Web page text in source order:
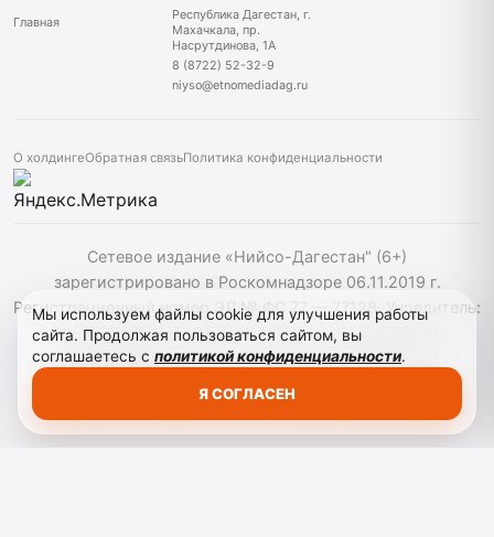
Главная
Республика Дагестан, г.
Махачкала, пр.
Насрутдинова, 1А
8 (8722) 52-32-9
niyso@etnomediadag.ru
О холдингеОбратная связьПолитика конфиденциальности
Сетевое издание «Нийсо-Дагестан" (6+)
зарегистрировано в Роскомнадзоре 06.11.2019 г.
Регистрационный номер ЭЛ № ФС 77 — 77128. Учредитель:
ГОСУДАРСТВЕННОЕ БЮДЖЕТНОЕ УЧРЕЖДЕНИЕ
РЕСПУБЛИКИ ДАГЕСТАН "ЭТНОМЕДИАХОЛДИНГ
Мы используем файлы cookie для улучшения работы
сайта. Продолжая пользоваться сайтом, вы
соглашаетесь с политикой конфиденциальности.
Я СОГЛАСЕН